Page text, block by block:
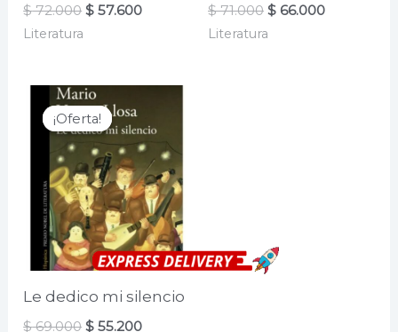
$72.000 El
$ 57.600El
Literatura
$71.000 El
original
$ 66.000El
Literatura
¡Oferta!
¡Oferta!
Le dedico mi silencio
$69.000 El
$ 55.200El